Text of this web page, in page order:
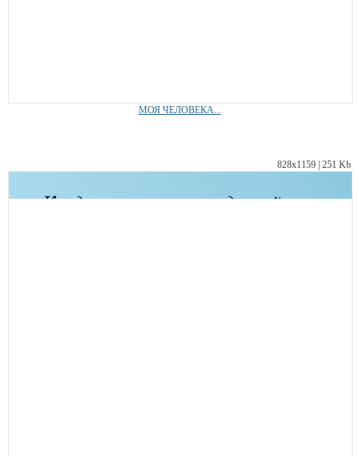
МОЯ ЧЕЛОВЕКА...
828х1159 | 251 Kb